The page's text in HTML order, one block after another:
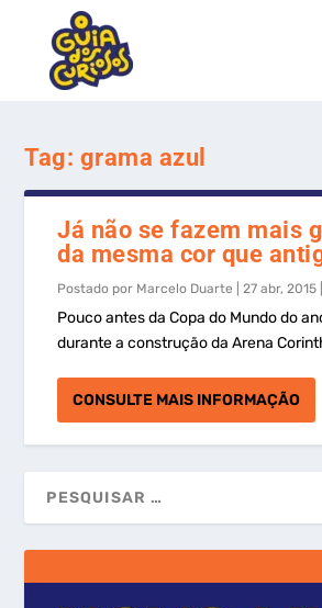
Tag: grama azul
Já não se fazem mais
da mesma cor que
Postado por Marcelo Duarte |27 abr, 2015
Pouco antes da Copa do Mundo do
durante a construção da Arena
CONSULTE MAIS INFORMAÇÃO